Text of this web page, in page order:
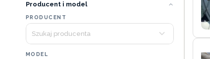
Producent i model
PRODUCENT
MODEL